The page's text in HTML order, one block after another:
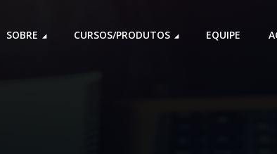
SOBRE CURSOS/PRODUTOS EQUIPE